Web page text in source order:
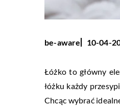
be-aware 10-04-
Łóżko to główny
łóżku każdy
Chcąc wybrać